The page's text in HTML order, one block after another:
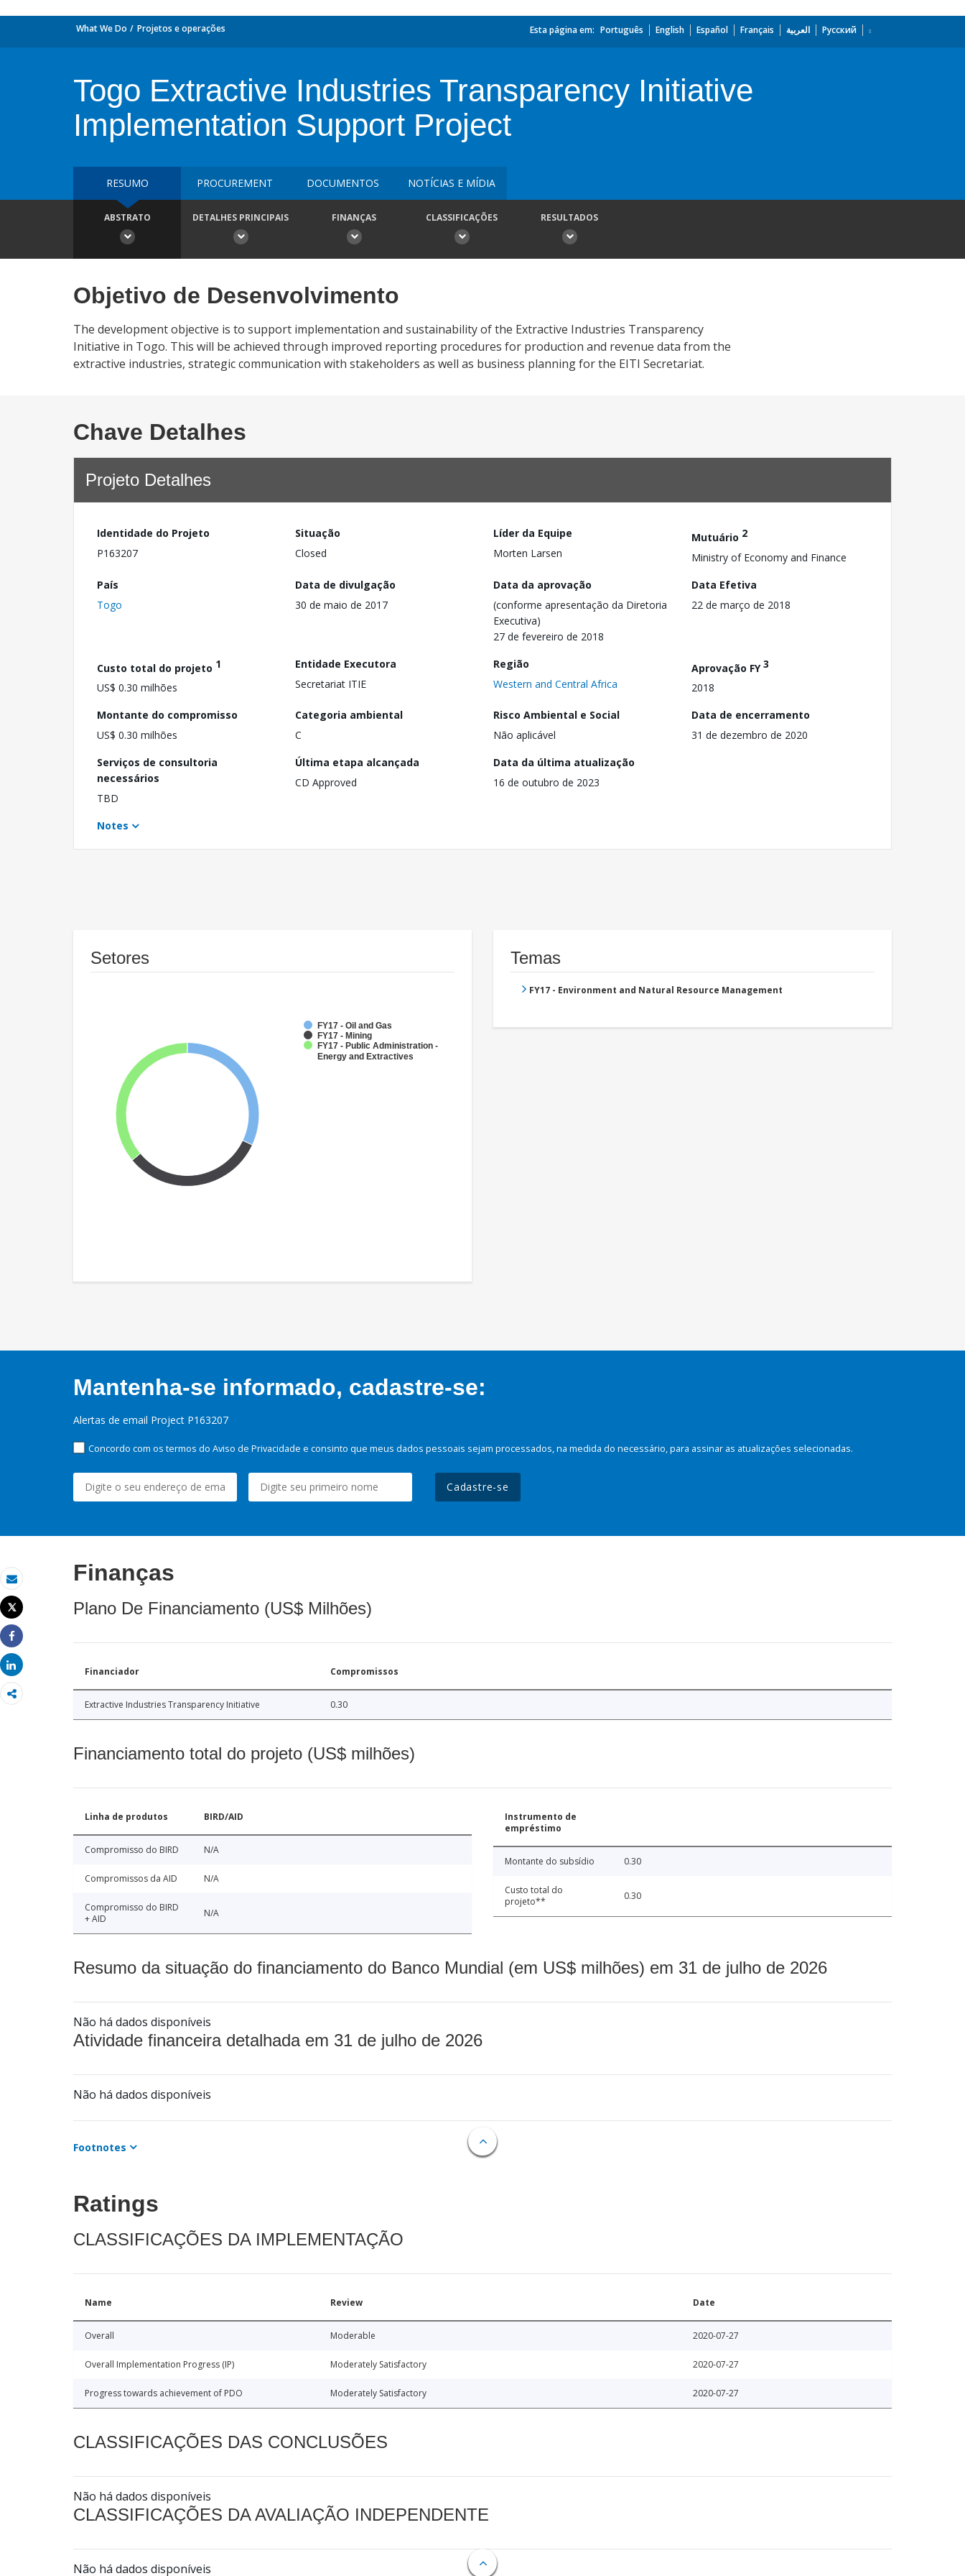
Email
Imprimir
Tweet
Share
Share
What We Do Projetos e operações Esta página em: Português English Español Français العربية Русский
Togo Extractive Industries Transparency Initiative
Implementation Support Project
RESUMO PROCUREMENT DOCUMENTOS NOTÍCIAS E MÍDIA
ABSTRATO DETALHES PRINCIPAIS FINANÇAS CLASSIFICAÇÕES RESULTADOS
Objetivo de Desenvolvimento
The development objective is to support implementation and sustainability of the Extractive Industries Transparency
Initiative in Togo. This will be achieved through improved reporting procedures for production and revenue data from the
extractive industries, strategic communication with stakeholders as well as business planning for the EITI Secretariat.
Chave Detalhes
Projeto Detalhes
Identidade do Projeto
P163207
Situação
Closed
Líder da Equipe
Morten Larsen
Mutuário 2
Ministry of Economy and Finance
País
Togo
Data de divulgação
30 de maio de 2017
Data da aprovação
(conforme apresentação da Diretoria
Executiva)
27 de fevereiro de 2018
Data Efetiva
22 de março de 2018
Custo total do projeto 1
US$ 0.30 milhões
Entidade Executora
Secretariat ITIE
Região
Western and Central Africa
Aprovação FY3
2018
Montante do compromisso
US$ 0.30 milhões
Categoria ambiental
C
Risco Ambiental e Social
Não aplicável
Data de encerramento
31 de dezembro de 2020
Serviços de consultoria
necessários
TBD
Última etapa alcançada
CD Approved
Data da última atualização
16 de outubro de 2023
Notes
Setores
FY17 - Oil and Gas
FY17 - Mining
FY17 - Public Administration -
Energy and Extractives
Temas
FY17 - Environment and Natural Resource Management
Mantenha-se informado, cadastre-se:
Alertas de email Project P163207
Concordo com os termos do Aviso de Privacidade e consinto que meus dados pessoais sejam processados, na medida do necessário, para assinar as atualizações selecionadas.
Cadastre-se
Finanças
Plano De Financiamento (US$ Milhões)
Financiador Compromissos
Extractive Industries Transparency Initiative 0.30
Financiamento total do projeto (US$ milhões)
Linha de produtos BIRD/AID
Compromisso do BIRD N/A
Compromissos da AID N/A
Compromisso do BIRD
+ AID
N/A
Instrumento de
empréstimo
Montante do subsídio 0.30
Custo total do
projeto**
0.30
Resumo da situação do financiamento do Banco Mundial (em US$ milhões) em 31 de julho de 2026
Não há dados disponíveis
Atividade financeira detalhada em 31 de julho de 2026
Não há dados disponíveis
Footnotes
Ratings
CLASSIFICAÇÕES DA IMPLEMENTAÇÃO
Name Review Date
Overall Moderable 2020-07-27
Overall Implementation Progress (IP) Moderately Satisfactory 2020-07-27
Progress towards achievement of PDO Moderately Satisfactory 2020-07-27
CLASSIFICAÇÕES DAS CONCLUSÕES
Não há dados disponíveis
CLASSIFICAÇÕES DA AVALIAÇÃO INDEPENDENTE
Não há dados disponíveis